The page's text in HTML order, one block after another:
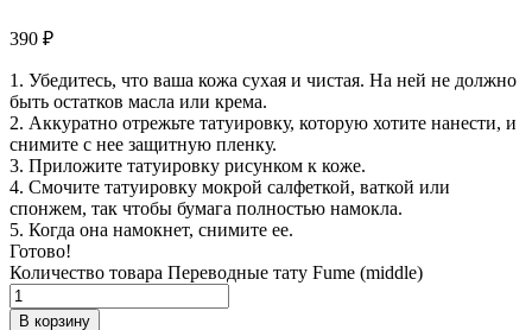
390 ₽
1. Убедитесь, что ваша кожа сухая и чистая. На ней не должно
быть остатков масла или крема.
2. Аккуратно отрежьте татуировку, которую хотите нанести, и
снимите с нее защитную пленку.
3. Приложите татуировку рисунком к коже.
4. Смочите татуировку мокрой салфеткой, ваткой или
спонжем, так чтобы бумага полностью намокла.
5. Когда она намокнет, снимите ее.
Готово!
Количество товара Переводные тату Fume (middle)
В корзину